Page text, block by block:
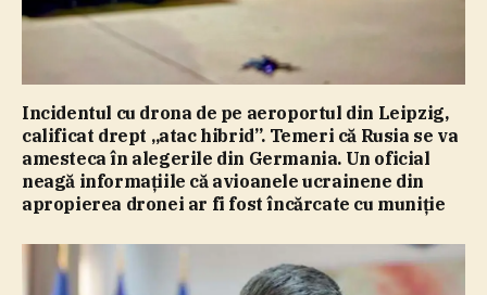
Incidentul cu drona de pe aeroportul din Leipzig,
calificat drept „atac hibrid”. Temeri că Rusia se va
amesteca în alegerile din Germania. Un oficial
neagă informaţiile că avioanele ucrainene din
apropierea dronei ar fi fost încărcate cu muniţie